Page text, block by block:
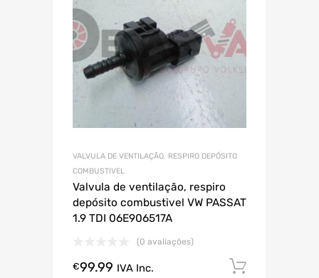
VALVULA DE VENTILAÇÃO, RESPIRO DEPÓSITO
COMBUSTIVEL
Valvula de ventilação, respiro
depósito combustivel VW PASSAT
1.9 TDI 06E906517A
(0 avaliações)
€99.99 IVA Inc.